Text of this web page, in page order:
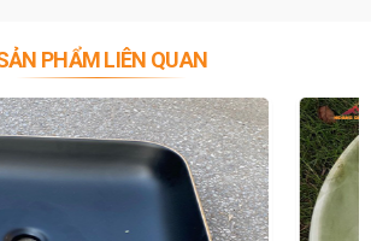
nên thường được sử dụng với những bàn
được sử dụng thường xuyên, tùy vào nhu
sử dụng các loại lavabo thiết kế khác nhau.
liệu tạo nên lavabo như đồng, đá, đất nung
khi là Inox…
liệu như thế nào cho phù hợp với không
PHẨM LIÊN QUAN